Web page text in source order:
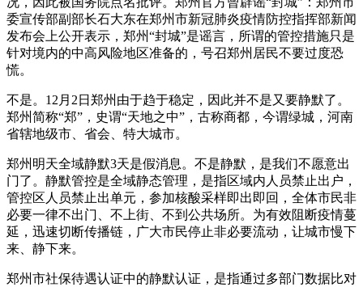
委宣传部副部长石大东在郑州市新冠肺炎疫情防控指挥部新闻
发布会上公开表示，郑州“封城”是谣言，所谓的管控措施只是
针对境内的中高风险地区准备的，号召郑州居民不要过度恐
慌。
不是。12月2日郑州由于趋于稳定，因此并不是又要静默了。
郑州简称“郑”，史谓“天地之中”，古称商都，今谓绿城，河南
省辖地级市、省会、特大城市。
郑州明天全域静默3天是假消息。不是静默，是我们不愿意出
门了。静默管控是全域静态管理，是指区域内人员禁止出户，
管控区人员禁止出单元，参加核酸采样即出即回，全体市民非
必要一律不出门、不上街、不到公共场所。为有效阻断疫情蔓
延，迅速切断传播链，广大市民停止非必要流动，让城市慢下
来、静下来。
郑州市社保待遇认证中的静默认证，是指通过多部门数据比对